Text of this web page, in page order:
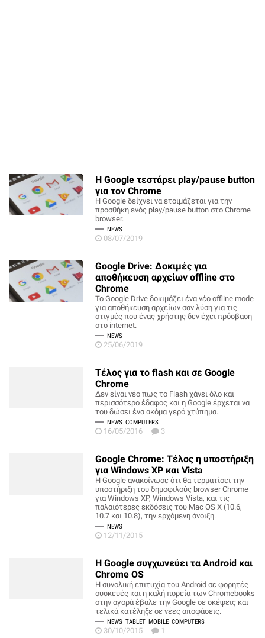
Η Google τεστάρει play/pause button
για τον Chrome
Η Google δείχνει να ετοιμάζεται για την
προσθήκη ενός play/pause button στο Chrome
browser.
NEWS
08/07/2019
Google Drive: Δοκιμές για
αποθήκευση αρχείων offline στο
Chrome
Το Google Drive δοκιμάζει ένα νέο offline mode
για αποθήκευση αρχείων σαν λύση για τις
στιγμές που ένας χρήστης δεν έχει πρόσβαση
στο internet.
NEWS
25/06/2019
Τέλος για το flash και σε Google
Chrome
Δεν είναι νέο πως το Flash χάνει όλο και
περισσότερο έδαφος και η Google έρχεται να
του δώσει ένα ακόμα γερό χτύπημα.
NEWS COMPUTERS
16/05/2016 3
Google Chrome: Τέλος η υποστήριξη
για Windows XP και Vista
Η Google ανακοίνωσε ότι θα τερματίσει την
υποστήριξη του δημοφιλούς browser Chrome
για Windows XP, Windows Vista, και τις
παλαιότερες εκδόσεις του Mac OS X (10.6,
10.7 και 10.8), την ερχόμενη άνοιξη.
NEWS
12/11/2015
Η Google συγχωνεύει τα Android και
Chrome OS
Η συνολική επιτυχία του Android σε φορητές
συσκευές και η καλή πορεία των Chromebooks
στην αγορά έβαλε την Google σε σκέψεις και
τελικά κατέληξε σε νέες αποφάσεις.
NEWS TABLET MOBILE COMPUTERS
30/10/2015 1